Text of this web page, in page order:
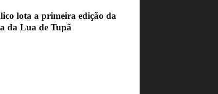
lota a primeira edição da
da Lua de Tupã